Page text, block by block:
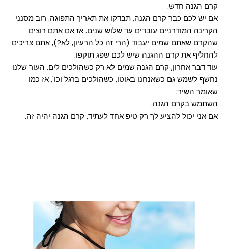
קרם הגנה חדש.
אם יש לכם כבר קרם הגנה, תבדקו את תאריך התפוגה. רוב מסנני
הקרינה המודרניים עובדים עד שלוש שנים. אז אם אתם רוצים
שהקרם שאתם שמים יעבוד (הרי זה כל הרעיון, לא?), אתם צריכים
להחליף את קרם ההגנה שיש לכם שפג תוקפו.
עוד דבר אחרון, קרם הגנה שמים לא רק כשהולכים לים. העור שלנו
נחשף לשמש גם כשאנחנו באוטו, כשהולכים ברגל וכו', אז כמו
שאומר השיר:
השתמש בקרם הגנה.
אם אני יכול להציע לך רק טיפ אחד לעתיד, קרם הגנה יהיה זה.